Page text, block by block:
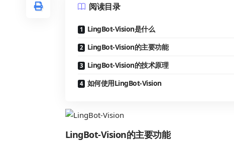
阅读目录
LingBot-Vision是什么
LingBot-Vision的主要功能
LingBot-Vision的技术原理
如何使用LingBot-Vision
LingBot-Vision的主要功能